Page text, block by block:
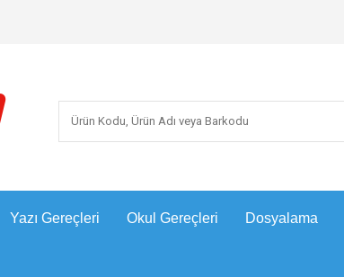
Yazı Gereçleri Okul Gereçleri Dosyalama